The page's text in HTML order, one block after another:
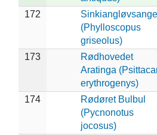
172
(Phylloscopus
griseolus)
173
Rødhovedet
Aratinga
erythrogenys)
174
Rødøret Bulbul
(Pycnonotus
jocosus)